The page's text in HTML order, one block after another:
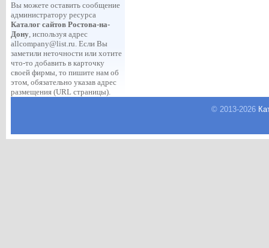
Вы можете оставить сообщение
администратору ресурса
Каталог сайтов Ростова-на-
Дону, используя адрес
allcompany@list.ru. Если Вы
заметили неточности или хотите
что-то добавить в карточку
своей фирмы, то пишите нам об
этом, обязательно указав адрес
размещения (URL страницы).
© 2013-2026